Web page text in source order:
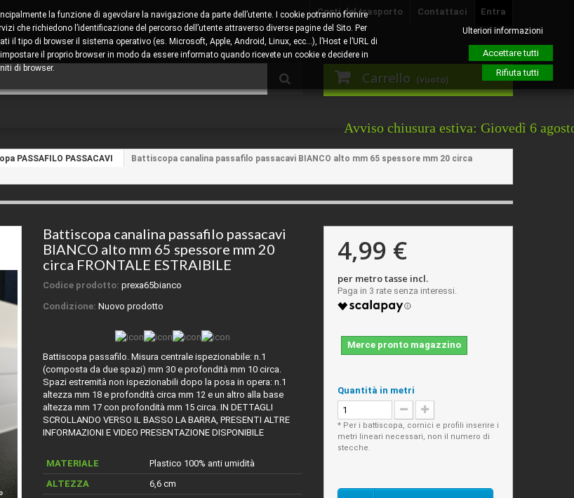
Entra
Contattaci
Costi del trasporto
Carrello (vuoto)
Avviso chiusura estiva: Giovedì 6 agosto sarà
PASSAFILO PASSACAVI
Battiscopa canalina passafilo passacavi BIANCO alto mm 65 spessore mm 20 circa
Battiscopa canalina passafilo passacavi
BIANCO alto mm 65 spessore mm 20
circa FRONTALE ESTRAIBILE
Codice prodotto: prexa65bianco
Condizione: Nuovo prodotto
Battiscopa passafilo. Misura centrale ispezionabile: n.1
(composta da due spazi) mm 30 e profondità mm 10 circa.
Spazi estremità non ispezionabili dopo la posa in opera: n.1
altezza mm 18 e profondità circa mm 12 e un altro alla base
altezza mm 17 con profondità mm 15 circa. IN DETTAGLI
SCROLLANDO VERSO IL BASSO LA BARRA, PRESENTI ALTRE
INFORMAZIONI E VIDEO PRESENTAZIONE DISPONIBILE
MATERIALE
Plastico 100% anti umidità
ALTEZZA
6,6 cm
4,99 €
per metro tasse incl.
Merce pronto magazzino
Quantità in metri
* Per i battiscopa, cornici e profili inserire i
metri lineari necessari, non il numero di
stecche.
la funzione di agevolare la navigazione da parte dell’utente. I cookie potranno fornire
che richiedono l’identificazione del percorso dell’utente attraverso diverse pagine del Sito. Per
tipo di browser il sistema operativo (es. Microsoft, Apple, Android, Linux, ecc…), l’Host e l’URL di
il proprio browser in modo da essere informato quando ricevete un cookie e decidere in
di browser.
Ulteriori informazioni
Accettare tutti
Rifiuta tutti